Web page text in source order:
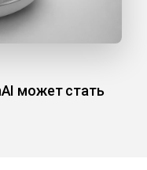
может стать